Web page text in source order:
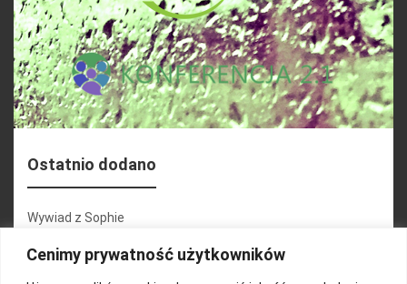
Cenimy prywatność użytkowników
Ostatnio dodano
Wywiad z Sophie
Konferencja 2.1